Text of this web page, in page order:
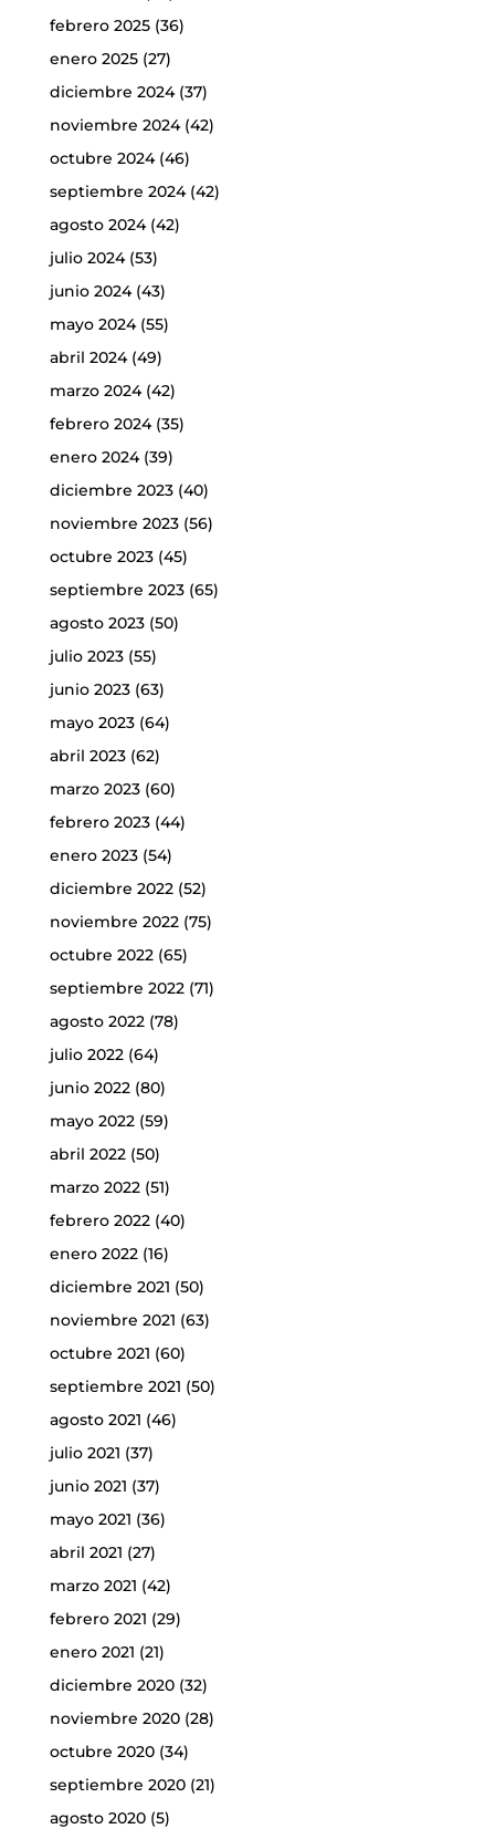
febrero 2025(36)
enero 2025(27)
diciembre 2024(37)
noviembre 2024(42)
octubre 2024(46)
septiembre 2024(42)
agosto 2024(42)
julio 2024(53)
junio 2024(43)
mayo 2024(55)
abril 2024(49)
marzo 2024(42)
febrero 2024(35)
enero 2024(39)
diciembre 2023(40)
noviembre 2023(56)
octubre 2023(45)
septiembre 2023(65)
agosto 2023(50)
julio 2023(55)
junio 2023(63)
mayo 2023(64)
abril 2023(62)
marzo 2023(60)
febrero 2023(44)
enero 2023(54)
diciembre 2022(52)
noviembre 2022(75)
octubre 2022(65)
septiembre 2022(71)
agosto 2022(78)
julio 2022(64)
junio 2022(80)
mayo 2022(59)
abril 2022(50)
marzo 2022(51)
febrero 2022(40)
enero 2022(16)
diciembre 2021 (50)
noviembre 2021 (63)
octubre 2021 (60)
septiembre 2021 (50)
agosto 2021 (46)
julio 2021 (37)
junio 2021 (37)
mayo 2021 (36)
abril 2021 (27)
marzo 2021 (42)
febrero 2021 (29)
enero 2021 (21)
diciembre 2020(32)
noviembre 2020(28)
octubre 2020(34)
septiembre 2020(21)
agosto 2020(5)